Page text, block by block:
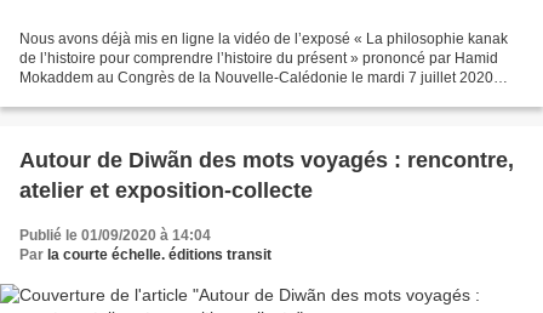
Nous avons déjà mis en ligne la vidéo de l’exposé « La philosophie kanak
de l’histoire pour comprendre l’histoire du présent » prononcé par Hamid
Mokaddem au Congrès de la Nouvelle-Calédonie le mardi 7 juillet 2020
Autour de Diwãn des mots voyagés : rencontre,
atelier et exposition-collecte
Publié le 01/09/2020 à 14:04
Par la courte échelle. éditions transit